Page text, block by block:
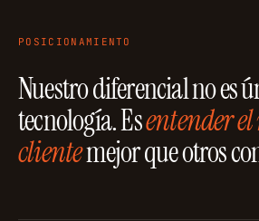
POSICIONAMIENTO
Nuestro diferencial no es
tecnología. Esentender
clientemejor que otros